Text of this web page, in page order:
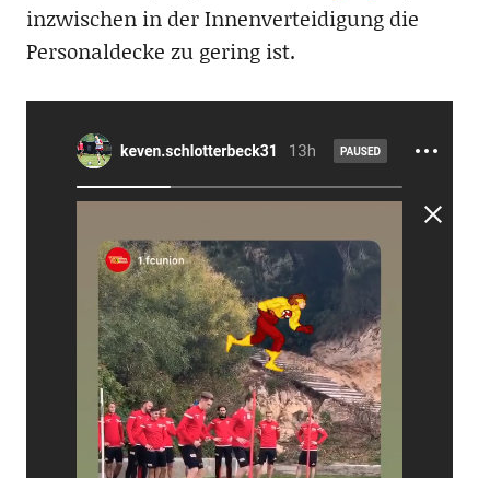
inzwischen in der Innenverteidigung die
Personaldecke zu gering ist.